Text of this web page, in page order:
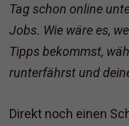
Tag schon online
Jobs. Wie wäre es,
Tipps bekommst,
runterfährst und
Direkt noch einen